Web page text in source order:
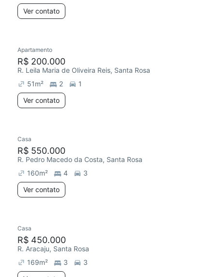
Ver contato
Apartamento
R$ 200.000
R. Leila Maria de Oliveira Reis, Santa Rosa
51m² 2
1
Ver contato
Casa
R$ 550.000
R. Pedro Macedo da Costa, Santa Rosa
160m² 4
3
Ver contato
Casa
R$ 450.000
R. Aracaju, Santa Rosa
169m² 3
3